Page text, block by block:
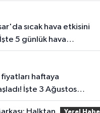
5 günlük hava
İşte 3 Ağustos